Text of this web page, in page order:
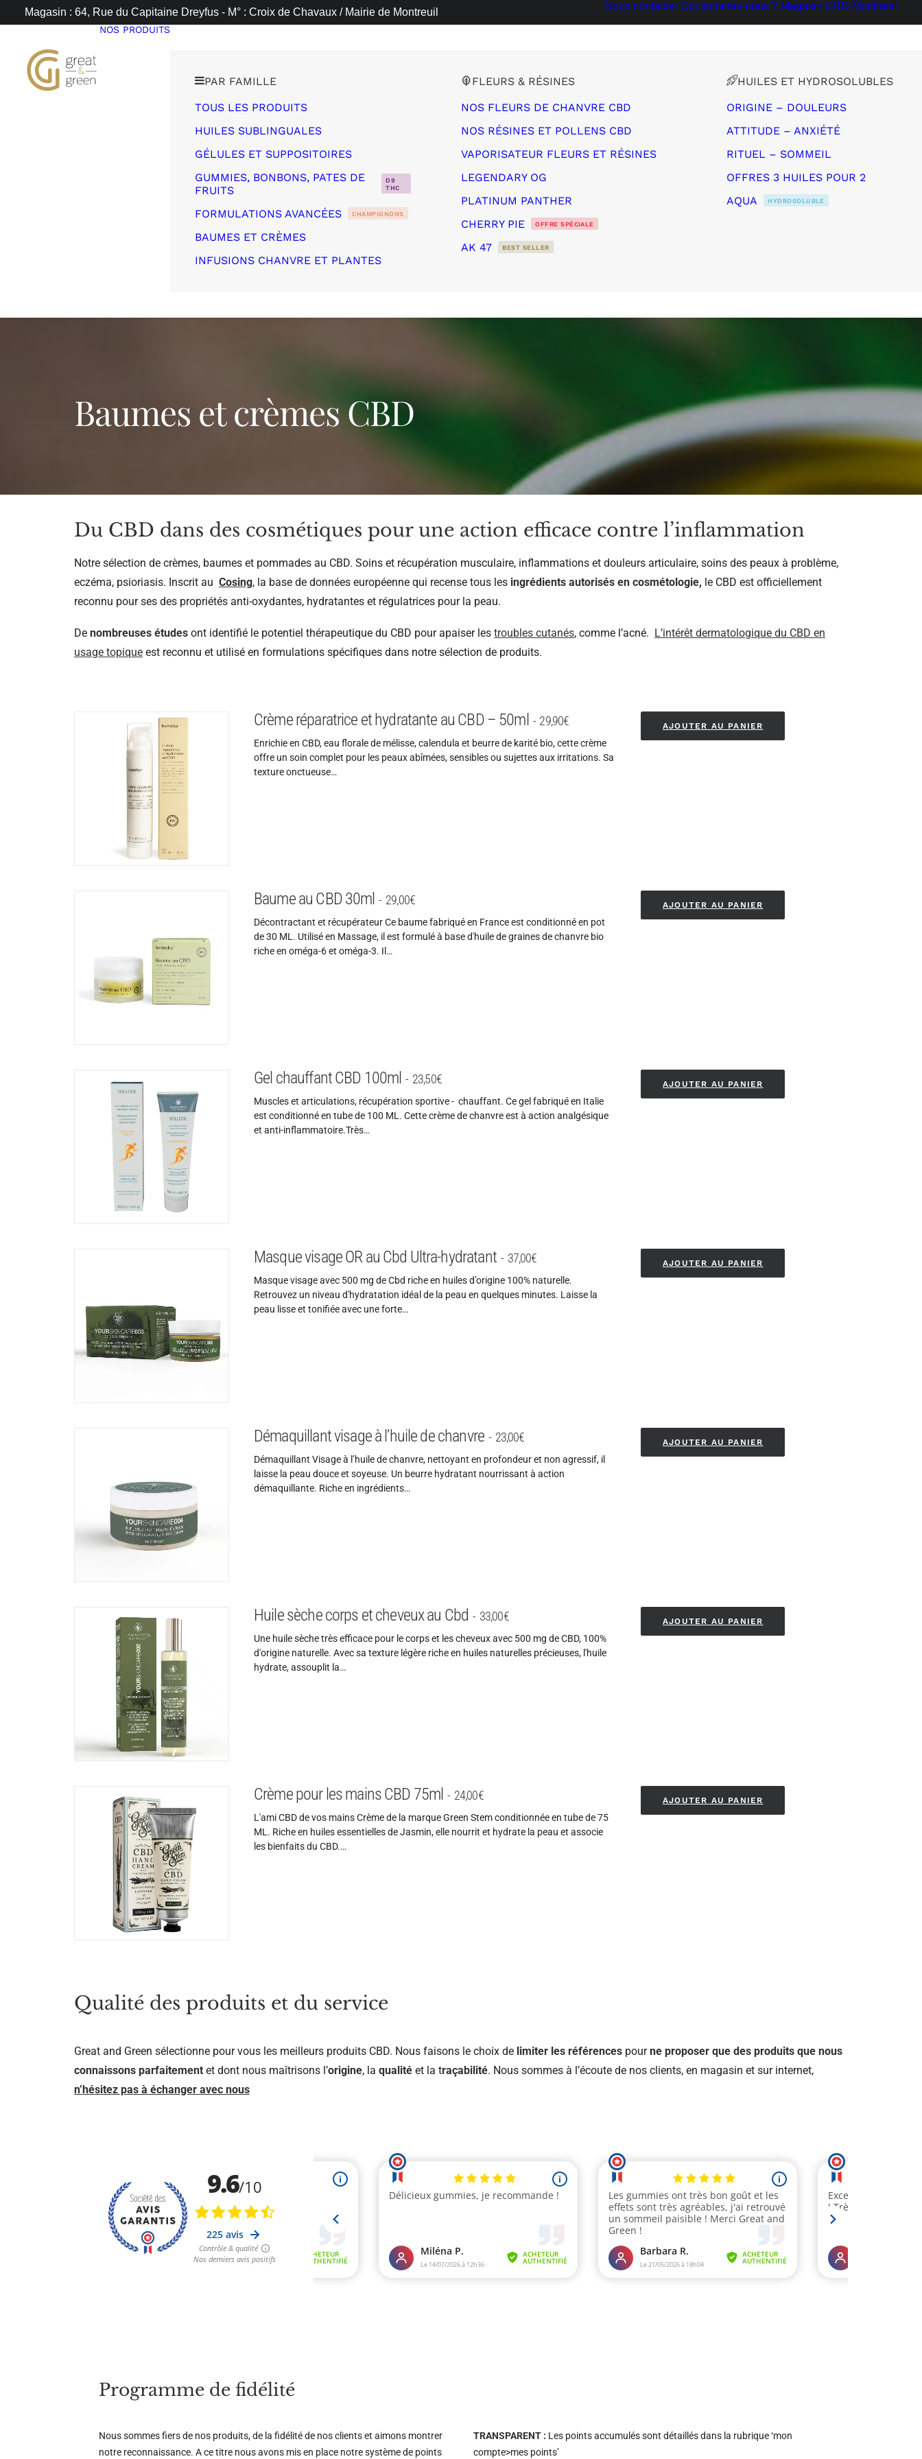
Magasin : 64, Rue du Capitaine Dreyfus - M° : Croix de Chavaux / Mairie de Montreuil
Nous contacter Qui sommes-nous ? Magasin CBD Montreuil
NOS PRODUITS
PAR FAMILLE
TOUS LES PRODUITS
HUILES SUBLINGUALES
GÉLULES ET SUPPOSITOIRES
GUMMIES, BONBONS, PATES DE
FRUITS
D9
THC
FORMULATIONS AVANCÉES CHAMPIGNONS
BAUMES ET CRÈMES
INFUSIONS CHANVRE ET PLANTES
FLEURS & RÉSINES
NOS FLEURS DE CHANVRE CBD
NOS RÉSINES ET POLLENS CBD
VAPORISATEUR FLEURS ET RÉSINES
LEGENDARY OG
PLATINUM PANTHER
CHERRY PIE
OFFRE SPÉCIALE
AK 47 BEST SELLER
HUILES ET HYDROSOLUBLES
ORIGINE – DOULEURS
ATTITUDE – ANXIÉTÉ
RITUEL – SOMMEIL
OFFRES 3 HUILES POUR 2
AQUA
HYDROSOLUBLE
Baumes et crèmes CBD
Du CBD dans des cosmétiques pour une action efficace contre l’inflammation
Notre sélection de crèmes, baumes et pommades au CBD. Soins et récupération musculaire, inflammations et douleurs articulaire, soins des peaux à problème,
eczéma, psioriasis. Inscrit au Cosing, la base de données européenne qui recense tous les ingrédients autorisés en cosmétologie, le CBD est officiellement
reconnu pour ses des propriétés anti-oxydantes, hydratantes et régulatrices pour la peau.
De nombreuses études ont identifié le potentiel thérapeutique du CBD pour apaiser les troubles cutanés, comme l’acné. L’intérêt dermatologique du CBD en
usage topique est reconnu et utilisé en formulations spécifiques dans notre sélection de produits.
Crème réparatrice et hydratante au CBD – 50ml 29,90€
Enrichie en CBD, eau florale de mélisse, calendula et beurre de karité bio, cette crème
offre un soin complet pour les peaux abîmées, sensibles ou sujettes aux irritations. Sa
texture onctueuse…
AJOUTER AU PANIER
Baume au CBD 30ml 29,00€
Décontractant et récupérateur Ce baume fabriqué en France est conditionné en pot
de 30 ML. Utilisé en Massage, il est formulé à base d'huile de graines de chanvre bio
riche en oméga-6 et oméga-3. Il…
AJOUTER AU PANIER
Gel chauffant CBD 100ml 23,50€
Muscles et articulations, récupération sportive - chauffant. Ce gel fabriqué en Italie
est conditionné en tube de 100 ML. Cette crème de chanvre est à action analgésique
et anti-inflammatoire.Très…
AJOUTER AU PANIER
Masque visage OR au Cbd Ultra-hydratant 37,00€
Masque visage avec 500 mg de Cbd riche en huiles d’origine 100% naturelle.
Retrouvez un niveau d'hydratation idéal de la peau en quelques minutes. Laisse la
peau lisse et tonifiée avec une forte…
AJOUTER AU PANIER
Démaquillant visage à l’huile de chanvre 23,00€
Démaquillant Visage à l’huile de chanvre, nettoyant en profondeur et non agressif, il
laisse la peau douce et soyeuse. Un beurre hydratant nourrissant à action
démaquillante. Riche en ingrédients…
AJOUTER AU PANIER
Huile sèche corps et cheveux au Cbd 33,00€
Une huile sèche très efficace pour le corps et les cheveux avec 500 mg de CBD, 100%
d'origine naturelle. Avec sa texture légère riche en huiles naturelles précieuses, l'huile
hydrate, assouplit la…
AJOUTER AU PANIER
Crème pour les mains CBD 75ml 24,00€
L'ami CBD de vos mains Crème de la marque Green Stem conditionnée en tube de 75
ML. Riche en huiles essentielles de Jasmin, elle nourrit et hydrate la peau et associe
les bienfaits du CBD.…
AJOUTER AU PANIER
Qualité des produits et du service
Great and Green sélectionne pour vous les meilleurs produits CBD. Nous faisons le choix de limiter les références pourne proposer que des produits que nous
connaissons parfaitement et dont nous maîtrisons l’origine, la qualité et la traçabilité. Nous sommes à l’écoute de nos clients, en magasin et sur internet,
n’hésitez pas à échanger avec nous
Programme de fidélité
Nous sommes fiers de nos produits, de la fidélité de nos clients et aimons montrer
notre reconnaissance. A ce titre nous avons mis en place notre système de points
TRANSPARENT : Les points accumulés sont détaillés dans la rubrique ‘mon
compte>mes points’